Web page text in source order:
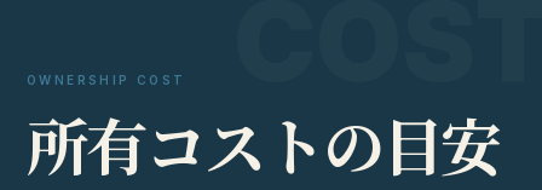
OWNERSHIP COST
所有コス トの目安